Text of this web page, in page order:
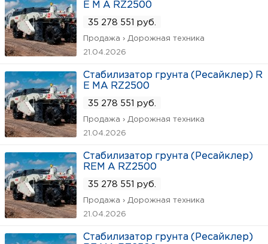
E M A RZ2500
35 278 551 руб.
Продажа › Дорожная техника
21.04.2026
Стабилизатор грунта (Ресайклер) R
E MA RZ2500
35 278 551 руб.
Продажа › Дорожная техника
21.04.2026
Стабилизатор грунта (Ресайклер)
REM A RZ2500
35 278 551 руб.
Продажа › Дорожная техника
21.04.2026
Стабилизатор грунта (Ресайклер)